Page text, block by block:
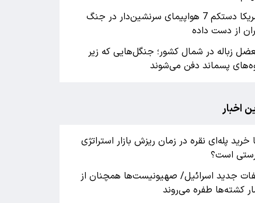
آمریکا دستکم 7 هواپیمای سرنشین‌دار در جنگ
از دست داده
زباله در شمال کشور؛ جنگل‌هایی که زیر
پسماند دفن می‌شوند
اخبار
خرید پله‌ای نقره در زمان ریزش بازار استراتژی
است؟
جدید اسرائیل/ صهیونیست‌ها همچنان از
کشته‌ها طفره می‌روند